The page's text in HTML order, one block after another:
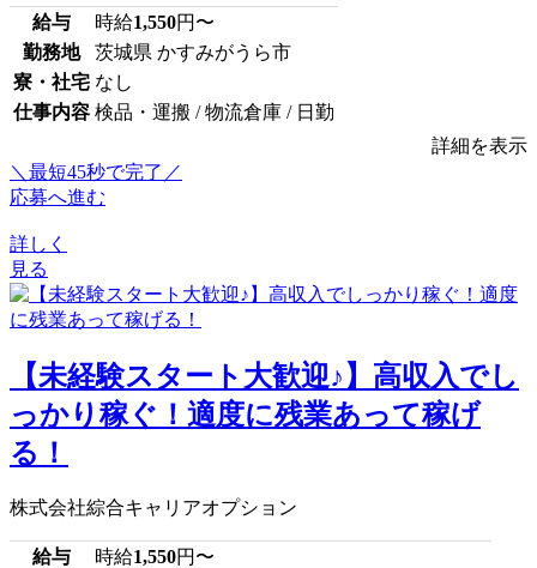
給与 時給1,550円〜
勤務地
茨城県 かすみがうら市
寮・社宅 なし
仕事内容 検品・運搬 / 物流倉庫 / 日勤
詳細を表示
＼最短45秒で完了／
応募へ進む
詳しく
見る
【未経験スタート大歓迎♪】高収入でし
っかり稼ぐ！適度に残業あって稼げ
る！
株式会社綜合キャリアオプション
給与 時給1,550円〜